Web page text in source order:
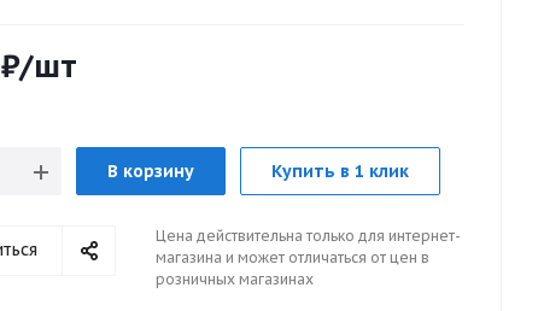
₽/шт
В корзину Купить в 1 клик
Цена действительна только для интернет-
магазина и может отличаться от цен в
розничных магазинах